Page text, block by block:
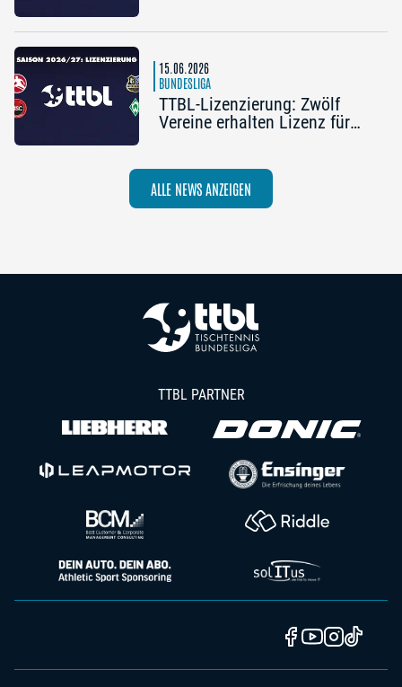
15.06.2026
BUNDESLIGA
TTBL-Lizenzierung: Zwölf
Vereine erhalten Lizenz für
ALLE NEWS ANZEIGEN
TTBL PARTNER